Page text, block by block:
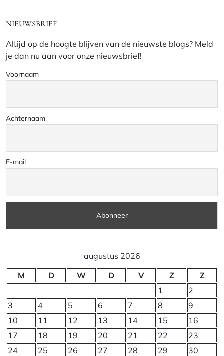
NIEUWSBRIEF
Altijd op de hoogte blijven van de nieuwste blogs? Meld
je dan nu aan voor onze nieuwsbrief!
Voornaam
Achternaam
E-mail
augustus 2026
M
D W D V Z
Z
1
2
3
4 5 6 7 8
9
10
11 12 13 14 15
16
17
18 19 20 21 22
23
24
25 26 27 28 29
30